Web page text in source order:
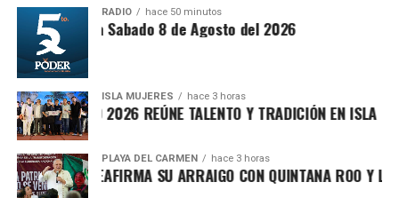
RADIO hace 50 minutos
Matutina Sabado 8 de Agosto del 2026
ISLA MUJERES hace 3 horas
ISLEÑO 2026 REÚNE TALENTO Y TRADICIÓN EN ISLA
PLAYA DEL CARMEN hace 3 horas
MARÍN REAFIRMA SU ARRAIGO CON QUINTANA ROO Y